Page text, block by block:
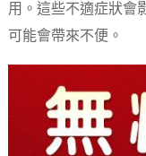
用。這些不適症狀會
可能會帶來不便。